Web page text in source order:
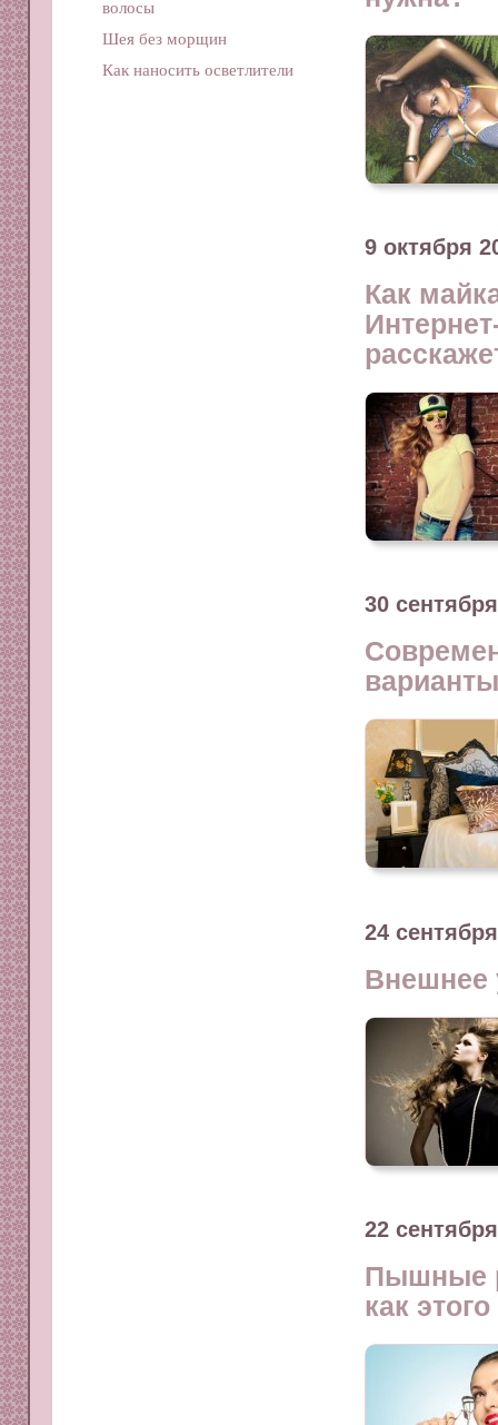
9 октября
Как
30
24
Внешнее
22
Пышные
как
волосы
Шея без морщин
Как наносить осветлители